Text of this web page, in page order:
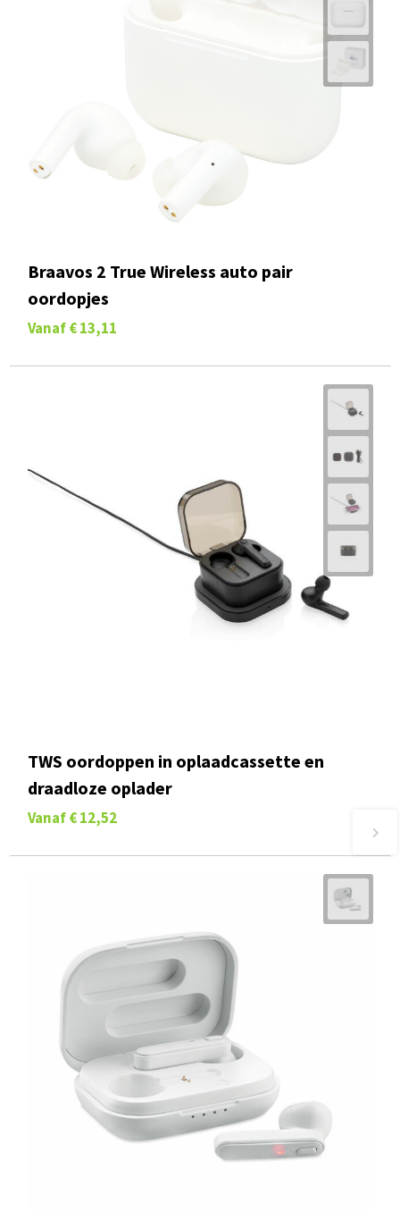
Braavos 2 True Wireless auto pair
oordopjes
Vanaf € 13,11
TWS oordoppen in oplaadcassette en
draadloze oplader
Vanaf € 12,52